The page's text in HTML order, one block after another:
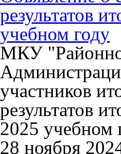
результатов
учебном году
МКУ
участников
результатов
2025 учебном
28 ноября